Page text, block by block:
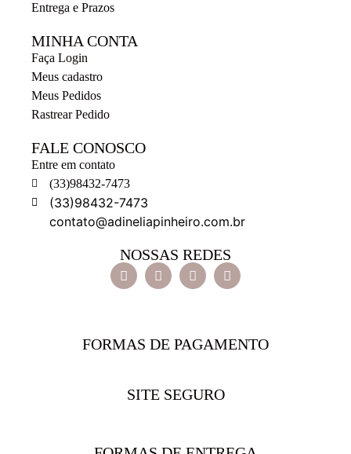
Entrega e Prazos
MINHA CONTA
Faça Login
Meus cadastro
Meus Pedidos
Rastrear Pedido
FALE CONOSCO
Entre em contato
(33)98432-7473
(33)98432-7473
contato@adineliapinheiro.com.br
NOSSAS REDES
FORMAS DE PAGAMENTO
SITE SEGURO